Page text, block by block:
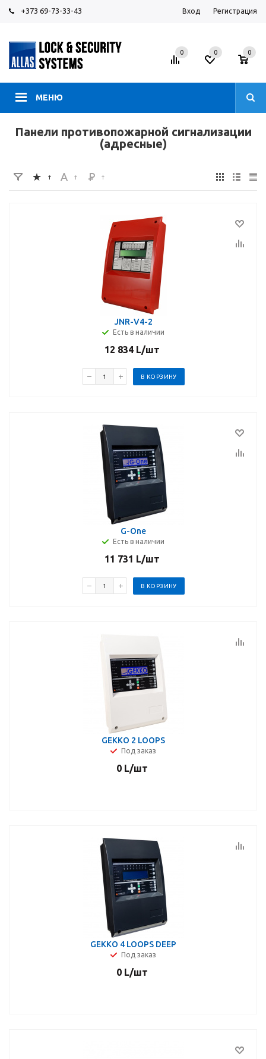
+373 69-73-33-43 Вход Регистрация
МЕНЮ
0 0 0
Панели противопожарной сигнализации
(адресные)
JNR-V4-2
Есть в наличии
12 834 L/шт
В КОРЗИНУ
G-One
Есть в наличии
11 731 L/шт
В КОРЗИНУ
GEKKO 2 LOOPS
Под заказ
0 L/шт
GEKKO 4 LOOPS DEEP
Под заказ
0 L/шт